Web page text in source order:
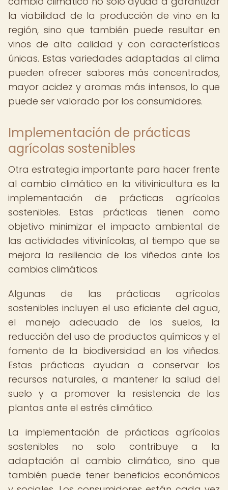
la viabilidad de la producción de vino en la
región, sino que también puede resultar en
vinos de alta calidad y con características
únicas. Estas variedades adaptadas al clima
pueden ofrecer sabores más concentrados,
mayor acidez y aromas más intensos, lo que
puede ser valorado por los consumidores.
Implementación de prácticas
agrícolas sostenibles
Otra estrategia importante para hacer frente
al cambio climático en la vitivinicultura es la
implementación de prácticas agrícolas
sostenibles. Estas prácticas tienen como
objetivo minimizar el impacto ambiental de
las actividades vitivinícolas, al tiempo que se
mejora la resiliencia de los viñedos ante los
cambios climáticos.
Algunas de las prácticas agrícolas
sostenibles incluyen el uso eficiente del agua,
el manejo adecuado de los suelos, la
reducción del uso de productos químicos y el
fomento de la biodiversidad en los viñedos.
Estas prácticas ayudan a conservar los
recursos naturales, a mantener la salud del
suelo y a promover la resistencia de las
plantas ante el estrés climático.
La implementación de prácticas agrícolas
sostenibles no solo contribuye a la
adaptación al cambio climático, sino que
también puede tener beneficios económicos